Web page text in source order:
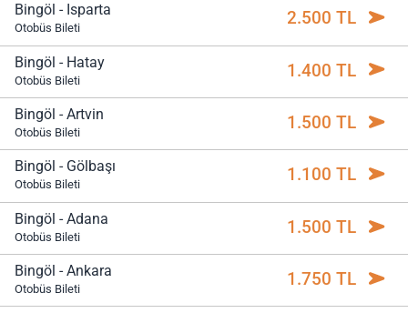
Bingöl - Isparta
Otobüs Bileti 2.500 TL
Bingöl - Hatay
Otobüs Bileti 1.400 TL
Bingöl - Artvin
Otobüs Bileti 1.500 TL
Bingöl - Gölbaşı
Otobüs Bileti 1.100 TL
Bingöl - Adana
Otobüs Bileti 1.500 TL
Bingöl - Ankara
Otobüs Bileti 1.750 TL